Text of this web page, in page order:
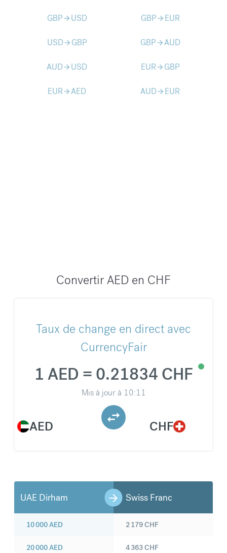
GBParrow_forward USD GBParrow_forward EUR
USDarrow_forward GBP GBParrow_forwardAUD
AUDarrow_forward USD EURarrow_forward GBP
EURarrow_forwardAED AUDarrow_forward EUR
Convertir AED en CHF
Taux de change en direct avec
CurrencyFair
AED
1 AED = 0.21834 CHF
Mis à jour à 10:11
CHF
UAE Dirham Swiss Franc
10 000AED
20 000AED
2 179CHF
4 363CHF